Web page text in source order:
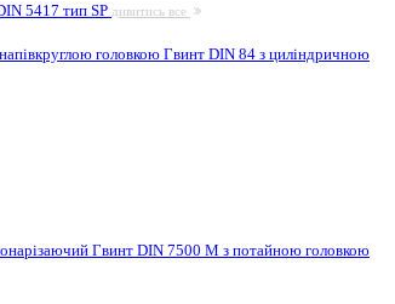
5417 тип SP дивитись все
головкоюГвинт DIN 84 з циліндричною
Гвинт DIN 7500 M з потайною головкою